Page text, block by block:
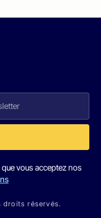
vous acceptez nos
droits réservés.